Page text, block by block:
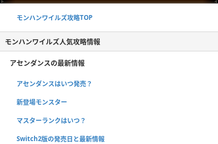
モンハンワイルズ攻略TOP
モンハンワイルズ人気攻略情報
アセンダンスの最新情報
アセンダンスはいつ発売？
新登場モンスター
マスターランクはいつ？
Switch2版の発売日と最新情報